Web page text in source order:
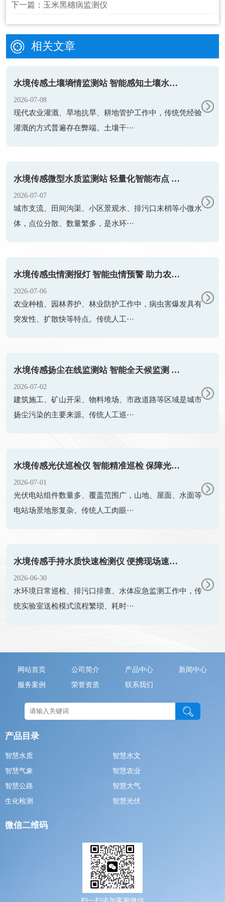
下一篇： 玉米黑穗病监测仪
相关文章
水境传感土壤墒情监测站 智能感知土壤水情 赋能精准节水农业
2026-07-08
现代农业灌溉、旱地抗旱、耕地管护工作中，传统凭经验
灌溉的方式普遍存在弊端。土壤干···
水境传感微型水质监测站 轻量化智能布点 精细化管控小微水体
2026-07-07
城市支流、田间沟渠、小区景观水、排污口末梢等小微水
体，点位分散、数量繁多，是水环···
水境传感虫情测报灯 智能虫情预警 助力农林绿色植保防控
2026-07-06
农业种植、园林养护、林业防护工作中，病虫害爆发具有
突发性、扩散快等特点。传统人工···
水境传感扬尘在线监测站 智能全天候监测 助力大气扬尘精细化治理
2026-07-02
建筑施工、矿山开采、物料堆场、市政道路等区域是城市
扬尘污染的主要来源。传统人工巡···
水境传感光伏巡检仪 智能精准巡检 保障光伏电站高效运维
2026-07-01
光伏电站组件数量多、覆盖范围广，山地、屋面、水面等
电站场景地形复杂。传统人工肉眼···
水境传感手持水质快速检测仪 便携现场速检 赋能水环境高效巡检
2026-06-30
水环境日常巡检、排污口排查、水体应急监测工作中，传
统实验室送检模式流程繁琐、耗时···
网站首页 公司简介 产品中心
新闻中心
服务案例
荣誉资质 联系我们
产品目录
智慧水质
智慧水文
智慧气象
智慧农业
智慧公路
智慧大气
生化检测
智慧光伏
微信二维码